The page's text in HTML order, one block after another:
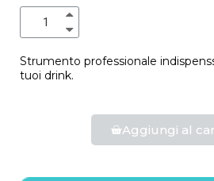
Strumento professionale
tuoi drink.
Aggiungi al